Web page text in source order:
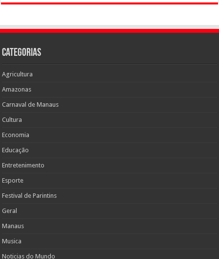
Categorias
Agricultura
Amazonas
Carnaval de Manaus
Cultura
Economia
Educação
Entretenimento
Esporte
Festival de Parintins
Geral
Manaus
Musica
Noticias do Mundo